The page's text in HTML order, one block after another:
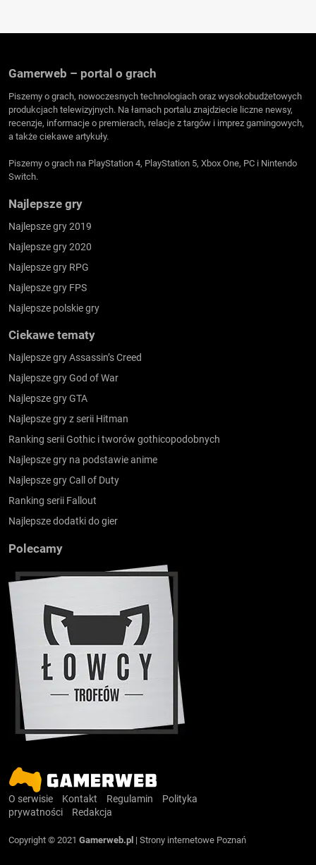
Gamerweb – portal o grach
Piszemy o grach, nowoczesnych technologiach oraz wysokobudżetowych
produkcjach telewizyjnych. Na łamach portalu znajdziecie liczne newsy,
recenzje, informacje o premierach, relacje z targów i imprez gamingowych,
a także ciekawe artykuły.
Piszemy o grach na PlayStation 4, PlayStation 5, Xbox One, PC i Nintendo
Switch.
Najlepsze gry
Najlepsze gry 2019
Najlepsze gry 2020
Najlepsze gry RPG
Najlepsze gry FPS
Najlepsze polskie gry
Ciekawe tematy
Najlepsze gry Assassin’s Creed
Najlepsze gry God of War
Najlepsze gry GTA
Najlepsze gry z serii Hitman
Ranking serii Gothic i tworów gothicopodobnych
Najlepsze gry na podstawie anime
Najlepsze gry Call of Duty
Ranking serii Fallout
Najlepsze dodatki do gier
Polecamy
O serwisie Kontakt Regulamin
Polityka
prywatności
Redakcja
Copyright © 2021 Gamerweb.pl | Strony internetowe Poznań